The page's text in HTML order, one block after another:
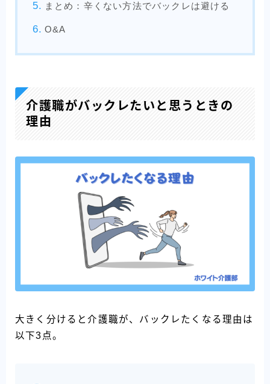
まとめ：辛くない方法でバックレは避ける
O&A
介護職がバックレたいと思うときの
理由
大きく分けると介護職が、バックレたくなる理由は
以下3点。